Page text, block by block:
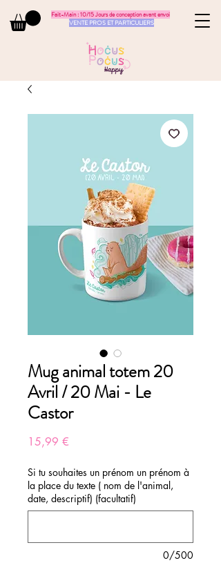
Fait-Main : 10/15 Jours de conception avant envoi
VENTE PROS ET PARTICULIERS
Mug animal totem 20
Avril / 20 Mai - Le
Castor
15,99 €
Si tu souhaites un prénom un prénom à
la place du texte ( nom de l'animal,
date, descriptif) (facultatif)
0/500